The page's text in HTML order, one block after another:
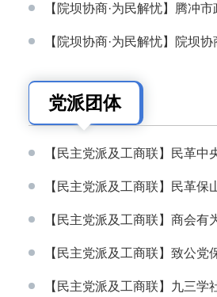
【院坝协商·为民解忧】腾冲
【院坝协商·为民解忧】院坝
党派团体
【民主党派及工商联】民革中
【民主党派及工商联】民革保
【民主党派及工商联】商会
【民主党派及工商联】致公党
【民主党派及工商联】九三学